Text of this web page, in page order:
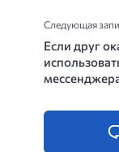
Следующая
Если друг